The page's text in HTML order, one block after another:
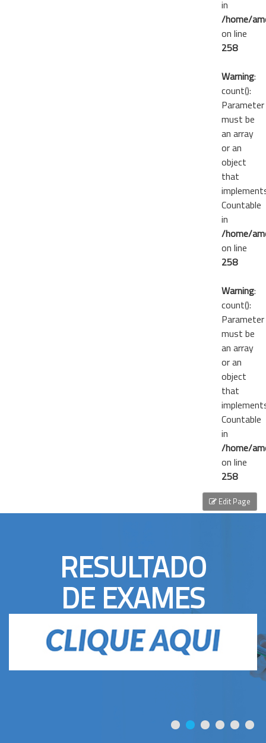
in
/home/
on line
258
Warning:
count():
Parameter
must be
an array
or an
object
that
Countable
in
/home/
on line
258
Warning:
count():
Parameter
must be
an array
or an
object
that
Countable
in
/home/
on line
258
RESULTADO
DE EXAMES
Edit Page